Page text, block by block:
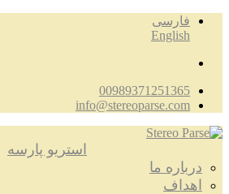
فارسی
English
00989371251365
info@stereoparse.com
استریو پارسه
درباره ما
اهداف